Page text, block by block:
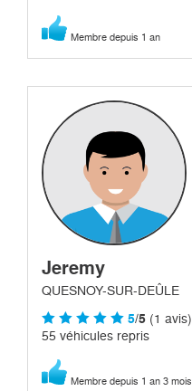
Membre depuis 1 an
Jeremy
QUESNOY-SUR-DEÛLE
5/5 (1 avis)
55 véhicules repris
Membre depuis 1 an 3 mois